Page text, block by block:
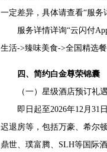
一定差异，具体请查看“服务
服务详情详询“云闪付App-
生活->臻味美食->全国精选
四、简约白金尊荣锦囊
（一）星级酒店预订礼遇
即日起至2026年12月31日
迟退房等，包括万豪、希尔
鼎世、璞富腾、SLH等国际